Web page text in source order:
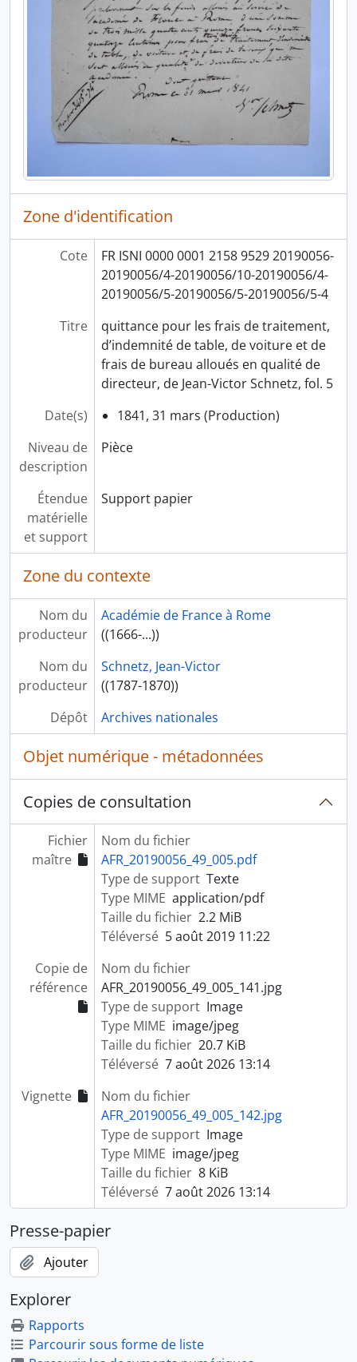
Zone d'identification
Cote
FR ISNI 0000 0001 2158 9529 20190056-
20190056/4-20190056/10-20190056/4-
20190056/5-20190056/5-20190056/5-4
Titre
quittance pour les frais de traitement,
d’indemnité de table, de voiture et de
frais de bureau alloués en qualité de
directeur, de Jean-Victor Schnetz, fol. 5
Date(s)
1841, 31 mars (Production)
Niveau de
description
Pièce
Étendue
matérielle
et support
Support papier
Zone du contexte
Nom du
producteur
Académie de France à Rome
((1666-...))
Nom du
producteur
Schnetz, Jean-Victor
((1787-1870))
Dépôt
Archives nationales
Objet numérique - métadonnées
Copies de consultation
Fichier
maître
Nom du fichier
AFR_20190056_49_005.pdf
Type de support Texte
Type MIME application/pdf
Taille du fichier 2.2 MiB
Téléversé 5 août 2019 11:22
Copie de
référence
Nom du fichier
AFR_20190056_49_005_141.jpg
Type de support Image
Type MIME image/jpeg
Taille du fichier 20.7 KiB
Téléversé 7 août 2026 13:14
Vignette
Nom du fichier
AFR_20190056_49_005_142.jpg
Type de support Image
Type MIME image/jpeg
Taille du fichier 8 KiB
Téléversé 7 août 2026 13:14
Presse-papier
Ajouter
Explorer
Rapports
Parcourir sous forme de liste